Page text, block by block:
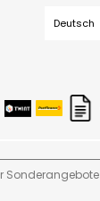
Deutsch
Sonderangebote